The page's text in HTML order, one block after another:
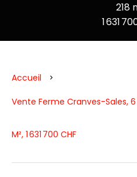
218
1 631
Accueil
Vente Ferme Cranves-Sales,
M², 1 631 700 CHF